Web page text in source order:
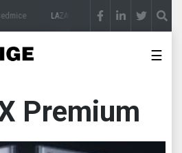
LAZAR ĐURIĆ: Promocija potencijal
☰
Premium